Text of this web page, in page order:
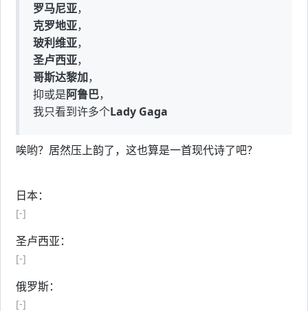
罗马尼亚，
克罗地亚，
玻利维亚，
圣卢西亚，
哥斯达黎加，
抑或是阿鲁巴，
我只看到许多个Lady Gaga
唉哟？居然压上韵了，这也算是一首现代诗了吧？
日本：
[-]
圣卢西亚：
[-]
俄罗斯：
[-]